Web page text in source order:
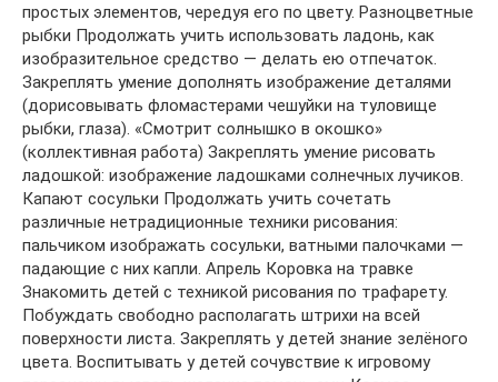
простых элементов, чередуя его по цвету. Разноцветные
рыбки Продолжать учить использовать ладонь, как
изобразительное средство — делать ею отпечаток.
Закреплять умение дополнять изображение деталями
(дорисовывать фломастерами чешуйки на туловище
рыбки, глаза). «Смотрит солнышко в окошко»
(коллективная работа) Закреплять умение рисовать
ладошкой: изображение ладошками солнечных лучиков.
Капают сосульки Продолжать учить сочетать
различные нетрадиционные техники рисования:
пальчиком изображать сосульки, ватными палочками —
падающие с них капли. Апрель Коровка на травке
Знакомить детей с техникой рисования по трафарету.
Побуждать свободно располагать штрихи на всей
поверхности листа. Закреплять у детей знание зелёного
цвета. Воспитывать у детей сочувствие к игровому